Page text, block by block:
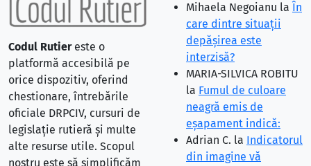
Codul Rutiereste o
platformă accesibilă pe
orice dispozitiv, oferind
chestionare, întrebările
oficiale DRPCIV, cursuri de
legislație rutieră și multe
alte resurse utile. Scopul
nostru este să simplificăm
Mihaela Negoianu la În
care dintre situaţii
depăşirea este
interzisă?
MARIA-SILVICA ROBITU
la Fumul de culoare
neagră emis de
eşapament indică:
Adrian C. la Indicatorul
din imagine vă